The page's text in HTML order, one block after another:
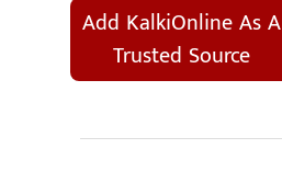
Add KalkiOnline As A
Trusted Source